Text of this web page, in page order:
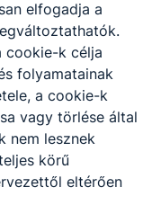
árut raktároz
vállal a
munkáját
elfogadja a
cookie-k célja
folyamatainak
a cookie-k
vagy törlése által
nem lesznek
körű
eltérően